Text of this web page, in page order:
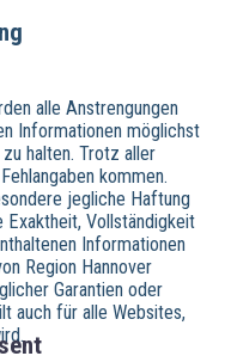
alle Anstrengungen
Informationen möglichst
halten. Trotz aller
kommen.
jegliche Haftung
Vollständigkeit
Informationen
Region Hannover
Garantien oder
auch für alle Websites,